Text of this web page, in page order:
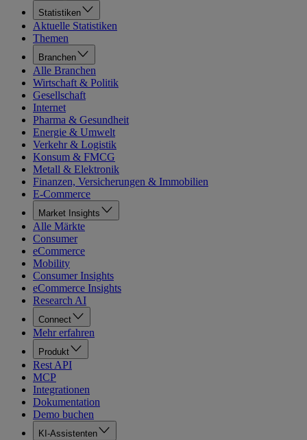
Statistiken
Aktuelle Statistiken
Themen
Branchen
Alle Branchen
Wirtschaft & Politik
Gesellschaft
Internet
Pharma & Gesundheit
Energie & Umwelt
Verkehr & Logistik
Konsum & FMCG
Metall & Elektronik
Finanzen, Versicherungen & Immobilien
E-Commerce
Market Insights
Alle Märkte
Consumer
eCommerce
Mobility
Consumer Insights
eCommerce Insights
Research AI
Connect
Mehr erfahren
Produkt
Rest API
MCP
Integrationen
Dokumentation
Demo buchen
KI-Assistenten